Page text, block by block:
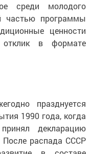
среди молодого
частью программы
ценности
в формате
празднуется
1990 года, когда
декларацию
После распада СССР